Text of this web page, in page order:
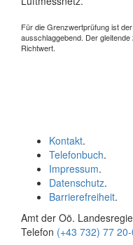
Für die Grenzwertprüfung ist
ausschlaggebend. Der
Richtwert.
Kontakt.
Telefonbuch.
Impressum.
Datenschutz.
Barrierefreiheit.
Amt der Oö.
Telefon (+43 732) 77